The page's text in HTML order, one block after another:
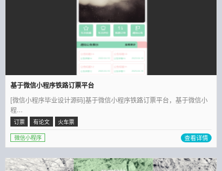
基于微信小程序铁路订票平台
[微信小程序毕业设计源码]基于微信小程序铁路订票平台，基于微信小
程...
订票 有论文 火车票
微信小程序 查看详情